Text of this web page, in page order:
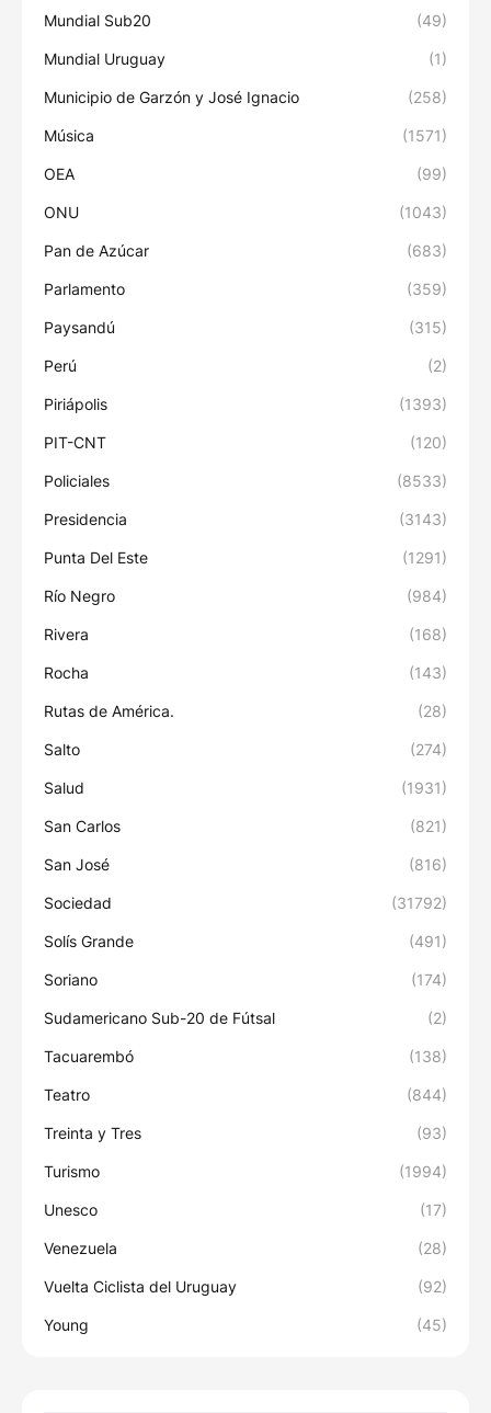
Mundial Sub20 (49)
Mundial Uruguay (1)
Municipio de Garzón y José Ignacio (258)
Música (1571)
OEA (99)
ONU (1043)
Pan de Azúcar (683)
Parlamento (359)
Paysandú (315)
Perú (2)
Piriápolis (1393)
PIT-CNT (120)
Policiales (8533)
Presidencia (3143)
Punta Del Este (1291)
Río Negro (984)
Rivera (168)
Rocha (143)
Rutas de América. (28)
Salto (274)
Salud (1931)
San Carlos (821)
San José (816)
Sociedad (31792)
Solís Grande (491)
Soriano (174)
Sudamericano Sub-20 de Fútsal (2)
Tacuarembó (138)
Teatro (844)
Treinta y Tres (93)
Turismo (1994)
Unesco (17)
Venezuela (28)
Vuelta Ciclista del Uruguay (92)
Young (45)